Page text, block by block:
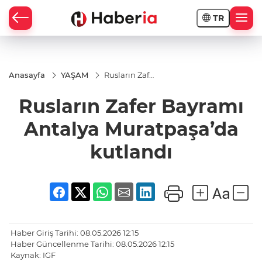
TR
Anasayfa YAŞAM
Rusların Zafer
Muratpaşa’da
kutlandı
Rusların Zafer Bayramı
Antalya Muratpaşa’da
kutlandı
Haber Giriş Tarihi: 08.05.2026 12:15
Haber Güncellenme Tarihi: 08.05.2026 12:15
Kaynak: IGF